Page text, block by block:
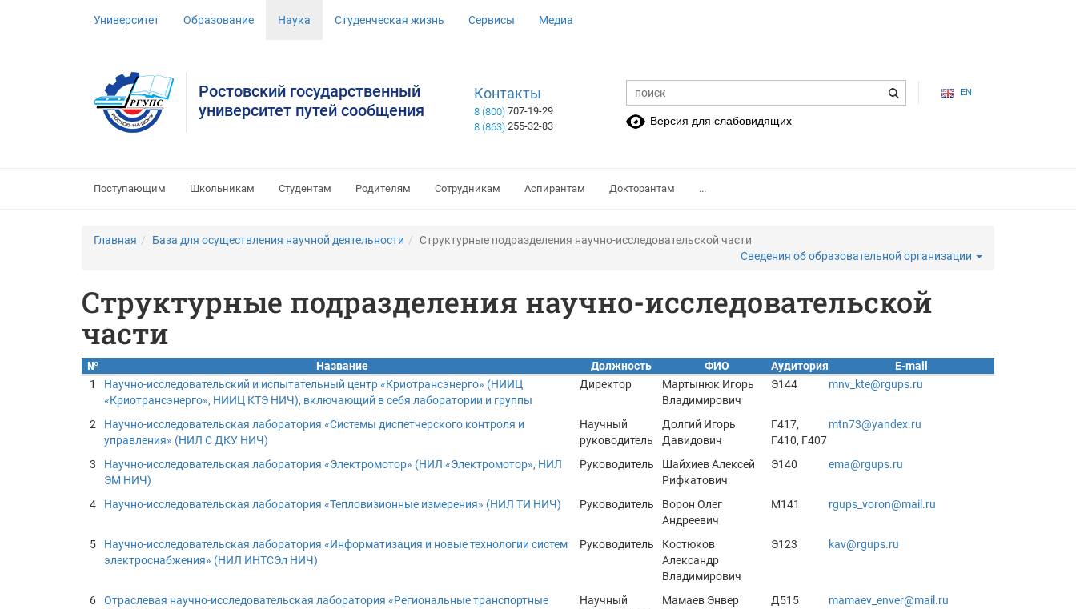
Университет Образование Наука Студенческая жизнь Сервисы Медиа
EN
Ростовский государственный
университет путей сообщения
Контакты
8 (800) 707-19-29
8 (863) 255-32-83 Версия для слабовидящих
Поступающим Школьникам Студентам Родителям Сотрудникам Аспирантам Докторантам ...
Главная База для осуществления научной деятельности
Структурные подразделения научно-исследовательской части
Сведения об образовательной организации
Структурные подразделения научно-исследовательской
части
№ Название Должность ФИО Аудитория
E-mail
1
Научно-исследовательский и испытательный центр «Криотрансэнерго» (НИИЦ
«Криотрансэнерго», НИИЦ КТЭ НИЧ), включающий в себя лаборатории и группы
Директор
Мартынюк Игорь
Владимирович
Э144 mnv_kte@rgups.ru
2
Научно-исследовательская лаборатория «Системы диспетчерского контроля и
управления» (НИЛ С ДКУ НИЧ)
Научный
руководитель
Долгий Игорь
Давидович
Г417,
Г410, Г407
mtn73@yandex.ru
3
Научно-исследовательская лаборатория «Электромотор» (НИЛ «Электромотор», НИЛ
ЭМ НИЧ)
Руководитель
Шайхиев Алексей
Рифкатович
Э140 ema@rgups.ru
4 Научно-исследовательская лаборатория «Тепловизионные измерения» (НИЛ ТИ НИЧ) Руководитель
Ворон Олег
Андреевич
М141 rgups_voron@mail.ru
5
Научно-исследовательская лаборатория «Информатизация и новые технологии систем
электроснабжения» (НИЛ ИНТСЭл НИЧ)
Руководитель
Костюков
Александр
Владимирович
Э123 kav@rgups.ru
6
Отраслевая научно-исследовательская лаборатория «Региональные транспортные
Научный
Мамаев Энвер
Д515 mamaev_enver@mail.ru